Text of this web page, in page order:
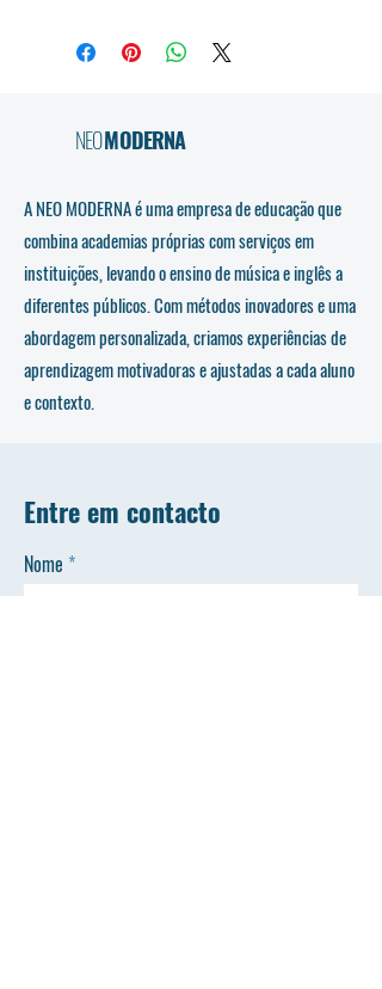
NEOMODERNA
A NEO MODERNA é uma empresa de educação que
combina academias próprias com serviços em
instituições, levando o ensino de música e inglês a
diferentes públicos. Com métodos inovadores e uma
abordagem personalizada, criamos experiências de
aprendizagem motivadoras e ajustadas a cada aluno
e contexto.
Entre em contacto
Nome